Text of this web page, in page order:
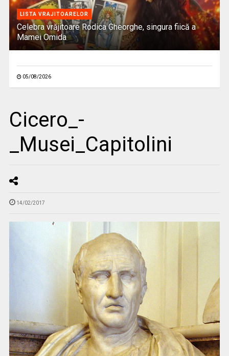
LISTA VRAJITOARELOR
Celebra vrăjitoare Rodica Gheorghe, singura fiică a
Mamei Omida
05/08/2026
Cicero_-
_Musei_Capitolini
14/02/2017